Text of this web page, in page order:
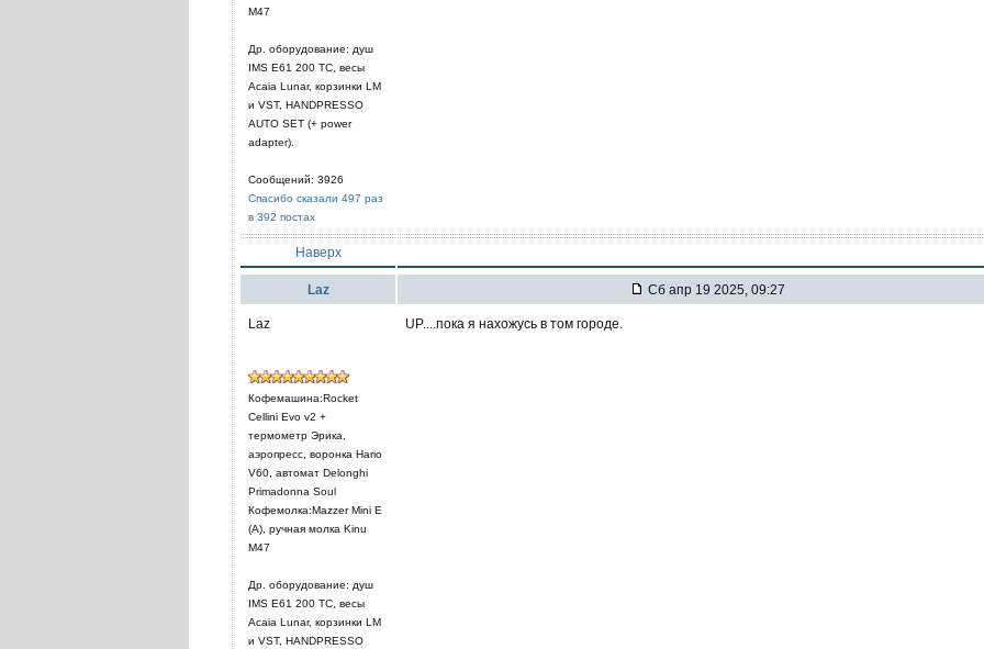
M47
Др. оборудование: душ
IMS E61 200 TC, весы
Acaia Lunar, корзинки LM
и VST, HANDPRESSO
AUTO SET (+ power
adapter).
Сообщений: 3926
Спасибо сказали 497 раз
в 392 постах
Наверх
Laz Сб апр 19 2025, 09:27
Laz
Кофемашина:Rocket
Cellini Evo v2 +
термометр Эрика,
аэропресс, воронка Hario
V60, автомат Delonghi
Primadonna Soul
Кофемолка:Mazzer Mini E
(A), ручная молка Kinu
M47
Др. оборудование: душ
IMS E61 200 TC, весы
Acaia Lunar, корзинки LM
и VST, HANDPRESSO
UP....пока я нахожусь в том городе.